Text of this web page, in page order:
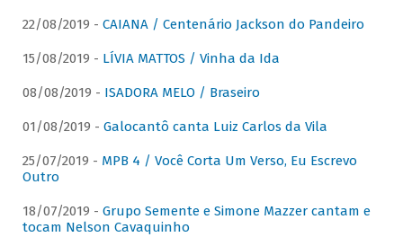
22/08/2019 - CAIANA / Centenário Jackson do Pandeiro
15/08/2019 - LÍVIA MATTOS / Vinha da Ida
08/08/2019 - ISADORA MELO / Braseiro
01/08/2019 - Galocantô canta Luiz Carlos da Vila
25/07/2019 - MPB 4 / Você Corta Um Verso, Eu Escrevo
Outro
18/07/2019 - Grupo Semente e Simone Mazzer cantam e
tocam Nelson Cavaquinho